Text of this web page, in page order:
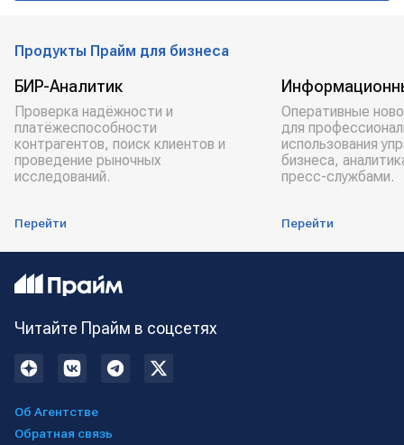
Продукты Прайм для бизнеса
БИР-Аналитик
Проверка надёжности и
платёжеспособности
контрагентов, поиск клиентов и
проведение рыночных
исследований.
Перейти
Оперативные
для
использования
бизнеса,
пресс-службами.
Перейти
Читайте Прайм в соцсетях
Об Агентстве
Обратная связь